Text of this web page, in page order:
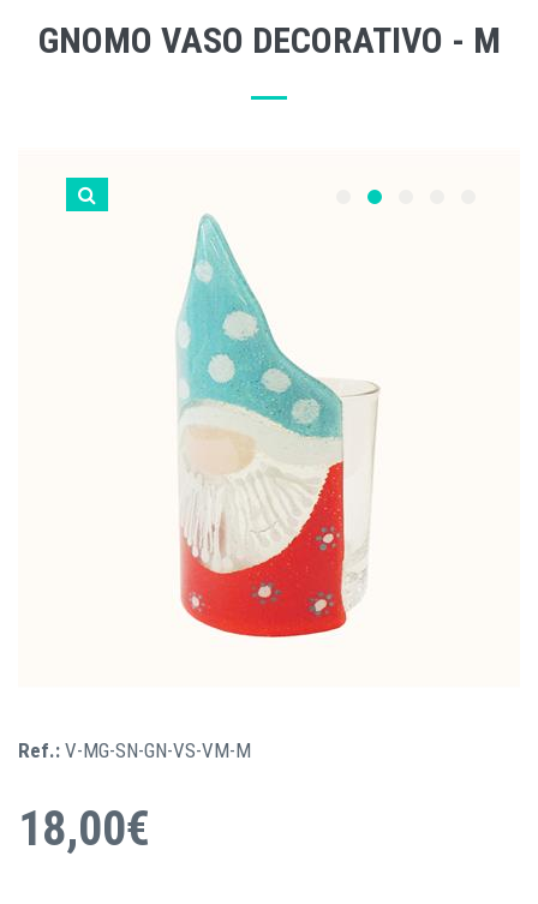
GNOMO VASO DECORATIVO - M
Ref.: V-MG-SN-GN-VS-VM-M
18,00€